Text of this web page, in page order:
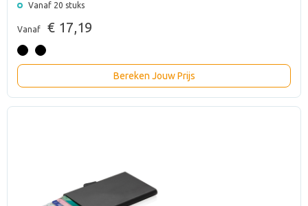
Vanaf 20 stuks
Vanaf € 17,19
Bereken Jouw Prijs